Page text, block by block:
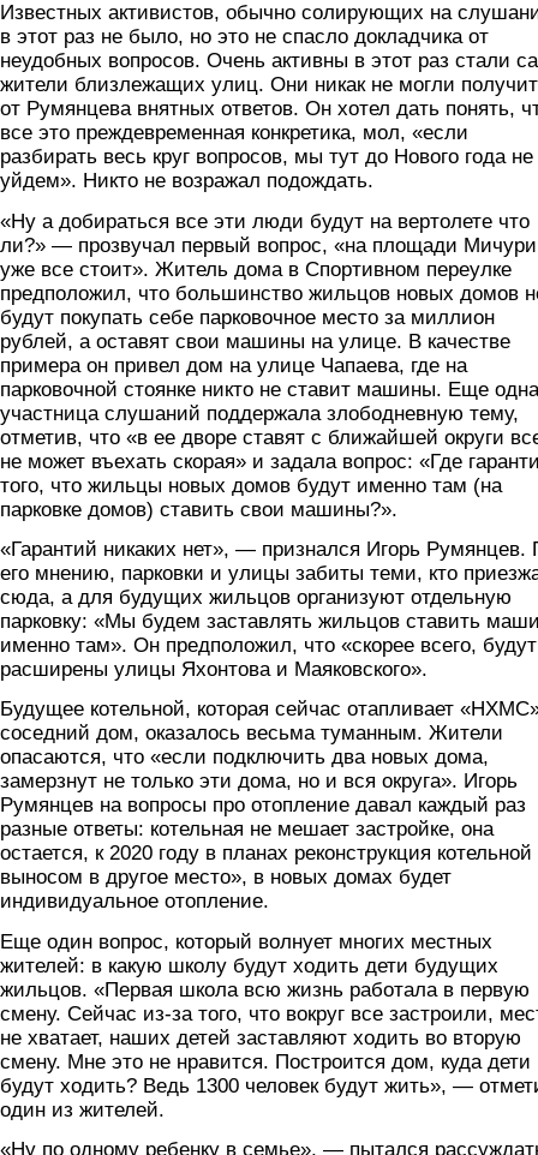
Известных активистов, обычно солирующих на
в этот раз не было, но это не спасло докладчика от
неудобных вопросов. Очень активны в этот раз стали
жители близлежащих улиц. Они никак не могли
от Румянцева внятных ответов. Он хотел дать понять,
все это преждевременная конкретика, мол, «если
разбирать весь круг вопросов, мы тут до Нового года не
уйдем». Никто не возражал подождать.
«Ну а добираться все эти люди будут на вертолете что
ли?» — прозвучал первый вопрос, «на площади
уже все стоит». Житель дома в Спортивном переулке
предположил, что большинство жильцов новых домов
будут покупать себе парковочное место за миллион
рублей, а оставят свои машины на улице. В качестве
примера он привел дом на улице Чапаева, где на
парковочной стоянке никто не ставит машины. Еще одна
участница слушаний поддержала злободневную тему,
отметив, что «в ее дворе ставят с ближайшей округи
не может въехать скорая» и задала вопрос: «Где
того, что жильцы новых домов будут именно там (на
парковке домов) ставить свои машины?».
«Гарантий никаких нет», — признался Игорь Румянцев.
его мнению, парковки и улицы забиты теми, кто
сюда, а для будущих жильцов организуют отдельную
парковку: «Мы будем заставлять жильцов ставить
именно там». Он предположил, что «скорее всего, будут
расширены улицы Яхонтова и Маяковского».
Будущее котельной, которая сейчас отапливает
соседний дом, оказалось весьма туманным. Жители
опасаются, что «если подключить два новых дома,
замерзнут не только эти дома, но и вся округа». Игорь
Румянцев на вопросы про отопление давал каждый раз
разные ответы: котельная не мешает застройке, она
остается, к 2020 году в планах реконструкция котельной
выносом в другое место», в новых домах будет
индивидуальное отопление.
Еще один вопрос, который волнует многих местных
жителей: в какую школу будут ходить дети будущих
жильцов. «Первая школа всю жизнь работала в первую
смену. Сейчас из-за того, что вокруг все застроили,
не хватает, наших детей заставляют ходить во вторую
смену. Мне это не нравится. Построится дом, куда дети
будут ходить? Ведь 1300 человек будут жить», —
один из жителей.
«Ну по одному ребенку в семье», — пытался